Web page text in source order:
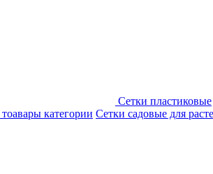
Сетки пластиковые
категории Сетки садовые для